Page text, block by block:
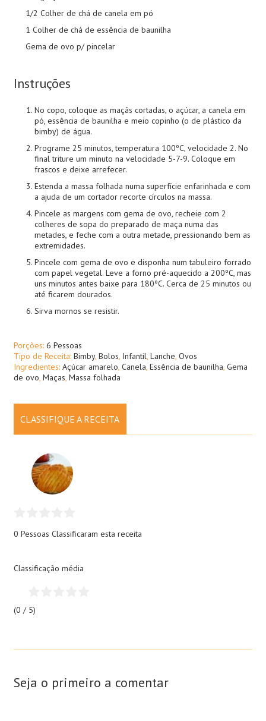
1/2 Colher de chá de canela em pó
1 Colher de chá de essência de baunilha
Gema de ovo p/ pincelar
Instruções
No copo, coloque as maçãs cortadas, o açúcar, a canela em
pó, essência de baunilha e meio copinho (o de plástico da
bimby) de água.
Programe 25 minutos, temperatura 100ºC, velocidade 2. No
final triture um minuto na velocidade 5-7-9. Coloque em
frascos e deixe arrefecer.
Estenda a massa folhada numa superfície enfarinhada e com
a ajuda de um cortador recorte círculos na massa.
Pincele as margens com gema de ovo, recheie com 2
colheres de sopa do preparado de maça numa das
metades, e feche com a outra metade, pressionando bem as
extremidades.
Pincele com gema de ovo e disponha num tabuleiro forrado
com papel vegetal. Leve a forno pré-aquecido a 200ºC, mas
uns minutos antes baixe para 180ºC. Cerca de 25 minutos ou
até ficarem dourados.
Sirva mornos se resistir.
Porções: 6 Pessoas
Tipo de Receita: Bimby, Bolos, Infantil, Lanche, Ovos
Ingredientes: Açúcar amarelo, Canela, Essência de baunilha, Gema
de ovo, Maças, Massa folhada
CLASSIFIQUE A RECEITA
0 Pessoas Classificaram esta receita
Classificação média
(0 / 5)
Seja o primeiro a comentar